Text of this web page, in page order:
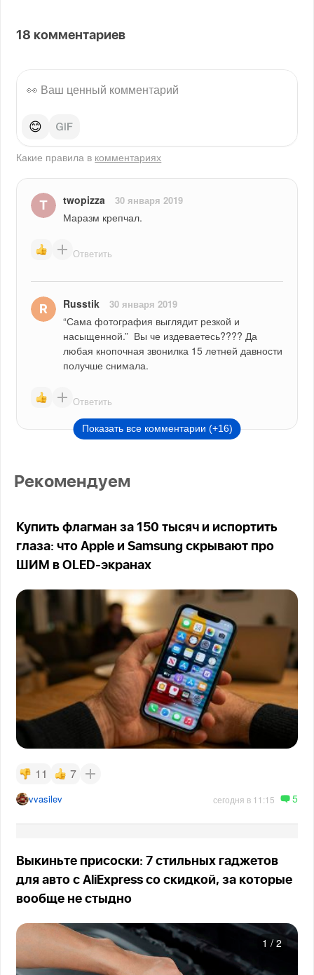
18 комментариев
😊
Какие правила в комментариях
twopizza 30 января 2019
Маразм крепчал.
Ответить
Russtik 30 января 2019
“Сама фотография выглядит резкой и
насыщенной.”  Вы че издеваетесь???? Да
любая кнопочная звонилка 15 летней давности
получше снимала.
Ответить
Показать все комментарии (+16)
Рекомендуем
Купить флагман за 150 тысяч и испортить
глаза: что Apple и Samsung скрывают про
ШИМ в OLED-экранах
11 7
vvasilev сегодня в 11:15 5
Выкиньте присоски: 7 стильных гаджетов
для авто с AliExpress со скидкой, за которые
вообще не стыдно
1 / 2